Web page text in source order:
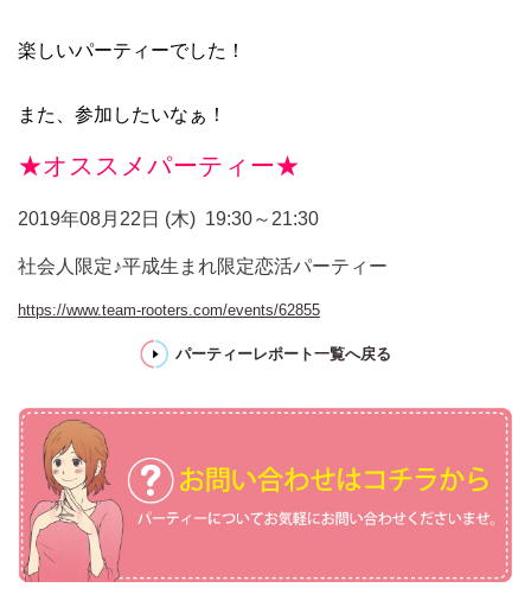
楽しいパーティーでした！
また、参加したいなぁ！
★オススメパーティー★
2019年08月22日 (木) 19:30～21:30
社会人限定♪平成生まれ限定恋活パーティー
https://www.team-rooters.com/events/62855
パーティーレポート一覧へ戻る